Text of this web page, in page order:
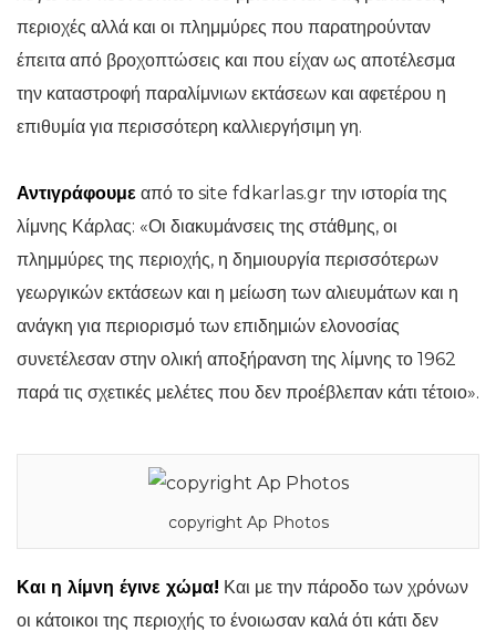
περιοχές αλλά και οι πλημμύρες που παρατηρούνταν
έπειτα από βροχοπτώσεις και που είχαν ως αποτέλεσμα
την καταστροφή παραλίμνιων εκτάσεων και αφετέρου η
επιθυμία για περισσότερη καλλιεργήσιμη γη.
Αντιγράφουμε από το site fdkarlas.gr την ιστορία της
λίμνης Κάρλας: «Οι διακυμάνσεις της στάθμης, οι
πλημμύρες της περιοχής, η δημιουργία περισσότερων
γεωργικών εκτάσεων και η μείωση των αλιευμάτων και η
ανάγκη για περιορισμό των επιδημιών ελονοσίας
συνετέλεσαν στην ολική αποξήρανση της λίμνης το 1962
παρά τις σχετικές μελέτες που δεν προέβλεπαν κάτι τέτοιο».
copyright Ap Photos
Και η λίμνη έγινε χώμα! Και με την πάροδο των χρόνων
οι κάτοικοι της περιοχής το ένοιωσαν καλά ότι κάτι δεν